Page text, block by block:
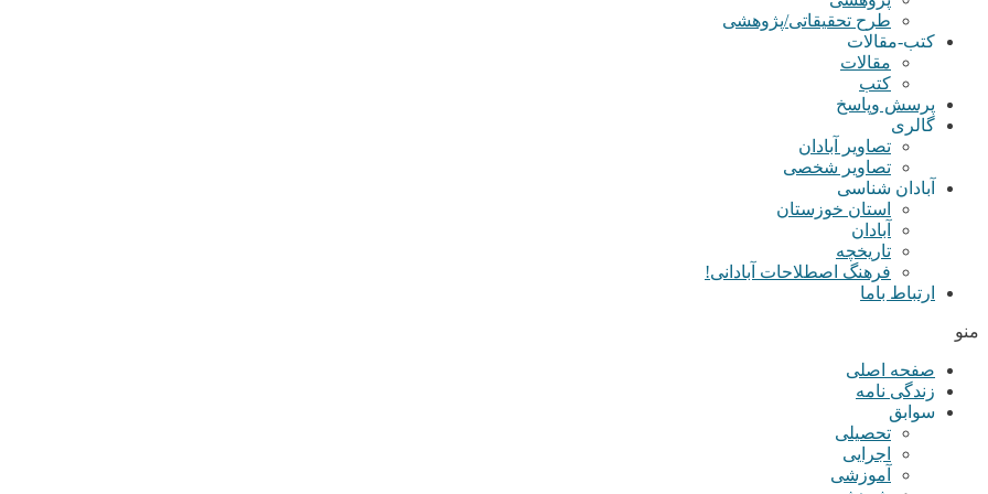
طرح تحقیقاتی/پژوهشی
کتب-مقالات
مقالات
کتب
پرسش وپاسخ
گالری
تصاویر آبادان
تصاویر شخصی
آبادان شناسی
استان خوزستان
آبادان
تاریخچه
فرهنگ اصطلاحات آبادانی!
ارتباط باما
منو
صفحه اصلی
زندگی نامه
سوابق
تحصیلی
اجرایی
آموزشی